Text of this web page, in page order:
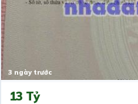
3 ngày trước
13 Tỷ